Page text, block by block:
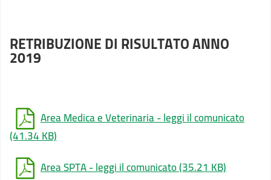
RETRIBUZIONE DI RISULTATO ANNO
2019
Area Medica e Veterinaria - leggi il comunicato
(41.34 KB)
Area SPTA - leggi il comunicato(35.21 KB)